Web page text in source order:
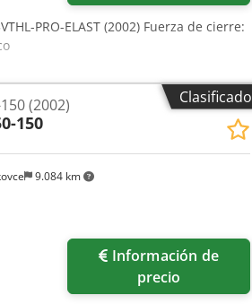
PRO-ELAST (2002) Fuerza de cierre:
Clasificado
9.084 km
(2002)
150
precio